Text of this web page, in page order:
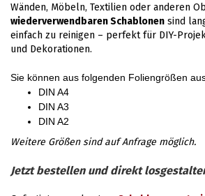
Wänden, Möbeln, Textilien oder anderen
wiederverwendbaren Schablonen sind
einfach zu reinigen – perfekt für DIY-
und Dekorationen.
Sie können aus folgenden Foliengrößen
DIN A4
DIN A3
DIN A2
Weitere Größen sind auf Anfrage möglich.
Jetzt bestellen und direkt